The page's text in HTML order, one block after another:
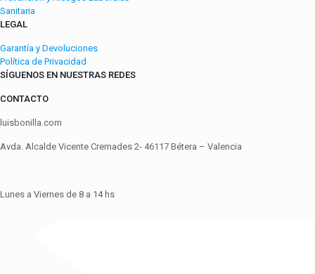
Sanitaria
LEGAL
Garantía y Devoluciones
Política de Privacidad
SÍGUENOS EN NUESTRAS REDES
CONTACTO
luisbonilla.com
Avda. Alcalde Vicente Cremades 2- 46117 Bétera – Valencia
Lunes a Viernes de 8 a 14 hs